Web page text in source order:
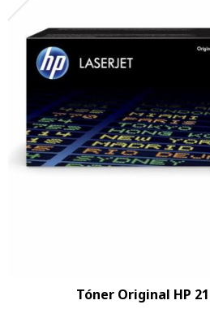
Tóner Original HP